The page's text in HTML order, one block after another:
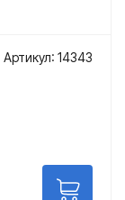
Артикул: 14343